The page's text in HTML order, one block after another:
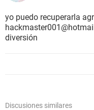
yo puedo recuperarla
diversión
Discusiones similares